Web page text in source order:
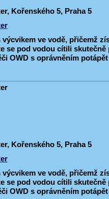
Kořenského 5, Praha 5
ve vodě, přičemž
se pod vodou cítili
OWD s oprávněním potápět
Kořenského 5, Praha 5
ve vodě, přičemž
se pod vodou cítili
OWD s oprávněním potápět